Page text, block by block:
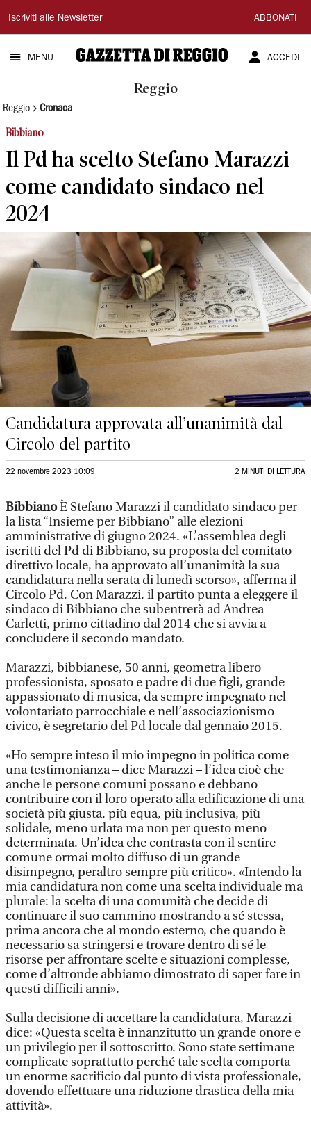
Gazzetta
di
Reggio
Iscriviti alle Newsletter ABBONATI
MENU ACCEDI
Reggio
Reggio Cronaca
Bibbiano
Il Pd ha scelto Stefano Marazzi
come candidato sindaco nel
2024
Candidatura approvata all’unanimità dal
Circolo del partito
22 novembre 2023 10:09 2 MINUTI DI LETTURA
BibbianoÈ Stefano Marazzi il candidato sindaco per
la lista “Insieme per Bibbiano” alle elezioni
amministrative di giugno 2024. «L’assemblea degli
iscritti del Pd di Bibbiano, su proposta del comitato
direttivo locale, ha approvato all’unanimità la sua
candidatura nella serata di lunedì scorso», afferma il
Circolo Pd. Con Marazzi, il partito punta a eleggere il
sindaco di Bibbiano che subentrerà ad Andrea
Carletti, primo cittadino dal 2014 che si avvia a
concludere il secondo mandato.
Marazzi, bibbianese, 50 anni, geometra libero
professionista, sposato e padre di due figli, grande
appassionato di musica, da sempre impegnato nel
volontariato parrocchiale e nell’associazionismo
civico, è segretario del Pd locale dal gennaio 2015.
«Ho sempre inteso il mio impegno in politica come
una testimonianza – dice Marazzi – l’idea cioè che
anche le persone comuni possano e debbano
contribuire con il loro operato alla edificazione di una
società più giusta, più equa, più inclusiva, più
solidale, meno urlata ma non per questo meno
determinata. Un’idea che contrasta con il sentire
comune ormai molto diffuso di un grande
disimpegno, peraltro sempre più critico». «Intendo la
mia candidatura non come una scelta individuale ma
plurale: la scelta di una comunità che decide di
continuare il suo cammino mostrando a sé stessa,
prima ancora che al mondo esterno, che quando è
necessario sa stringersi e trovare dentro di sé le
risorse per affrontare scelte e situazioni complesse,
come d’altronde abbiamo dimostrato di saper fare in
questi difficili anni».
Sulla decisione di accettare la candidatura, Marazzi
dice: «Questa scelta è innanzitutto un grande onore e
un privilegio per il sottoscritto. Sono state settimane
complicate soprattutto perché tale scelta comporta
un enorme sacrificio dal punto di vista professionale,
dovendo effettuare una riduzione drastica della mia
attività».